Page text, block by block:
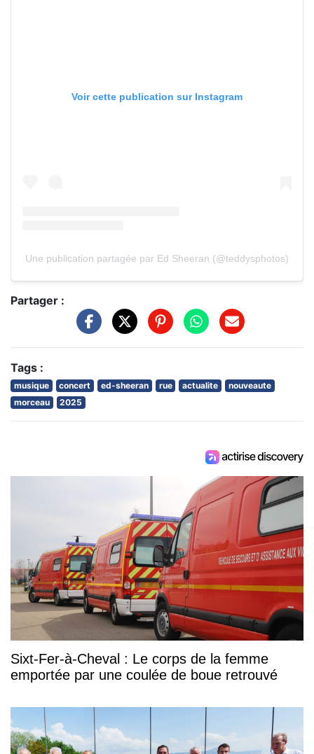
Voir cette publication sur Instagram
Une publication partagée par Ed Sheeran (@teddysphotos)
Partager :
Tags :
musique concert ed-sheeran rue actualite
nouveaute
morceau
2025
Sixt-Fer-à-Cheval : Le corps de la femme
emportée par une coulée de boue retrouvé